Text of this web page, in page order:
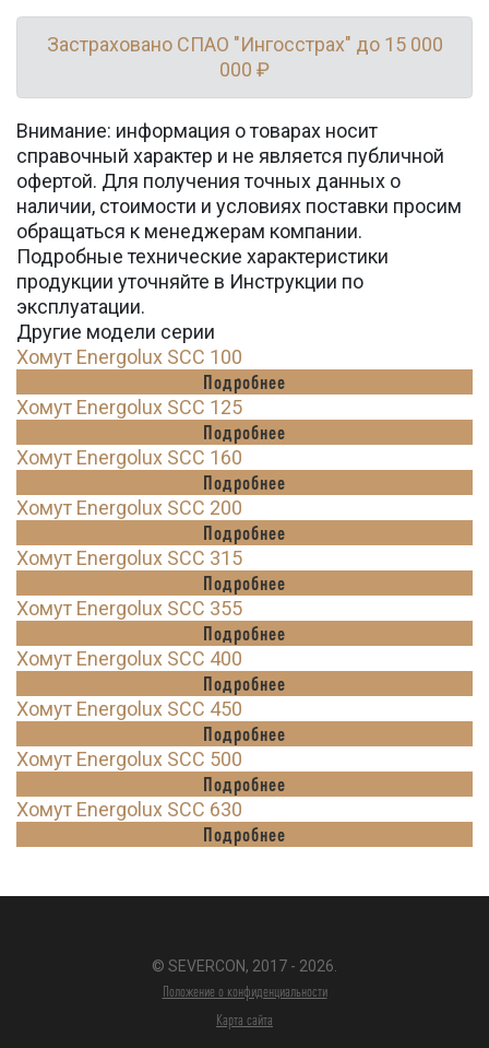
Застраховано СПАО "Ингосстрах" до 15 000
000 ₽
Внимание: информация о товарах носит
справочный характер и не является публичной
офертой. Для получения точных данных о
наличии, стоимости и условиях поставки просим
обращаться к менеджерам компании.
Подробные технические характеристики
продукции уточняйте в Инструкции по
эксплуатации.
Другие модели серии
Хомут Energolux SCC 100
Подробнее
Хомут Energolux SCC 125
Подробнее
Хомут Energolux SCC 160
Подробнее
Хомут Energolux SCC 200
Подробнее
Хомут Energolux SCC 315
Подробнее
Хомут Energolux SCC 355
Подробнее
Хомут Energolux SCC 400
Подробнее
Хомут Energolux SCC 450
Подробнее
Хомут Energolux SCC 500
Подробнее
Хомут Energolux SCC 630
Подробнее
© SEVERCON, 2017 - 2026.
Положение о конфиденциальности
Карта сайта